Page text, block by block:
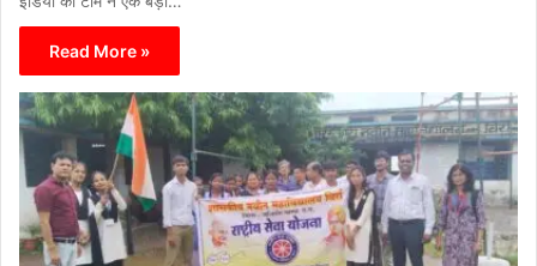
Read More »